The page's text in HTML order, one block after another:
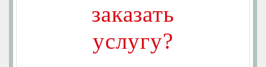
заказать
услугу?